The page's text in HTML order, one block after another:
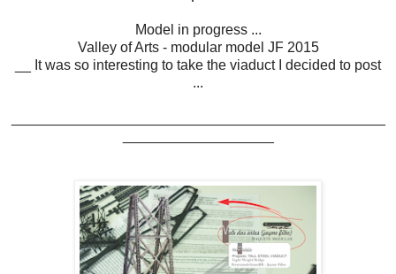
Model in progress ...
Valley of Arts - modular model JF 2015
__ It was so interesting to take the viaduct I decided to post
...